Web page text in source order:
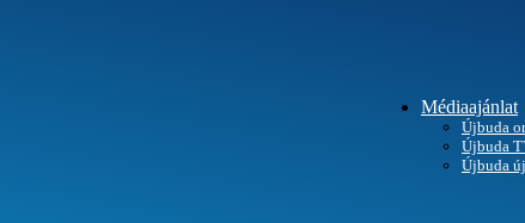
Médiaajánlat
Újbuda
Újbuda
Újbuda